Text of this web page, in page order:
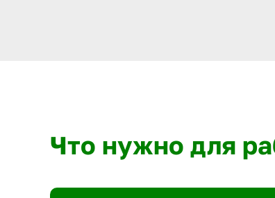
Что нужно для